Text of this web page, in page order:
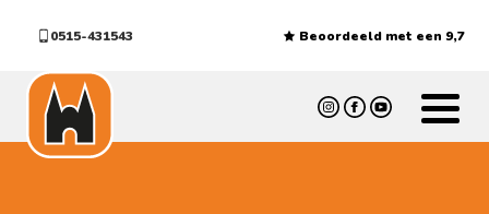
0515-431543 Beoordeeld met een 9,7